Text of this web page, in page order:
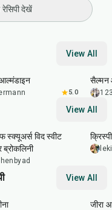
देखें
View All
आल्मंडाइन
5.0
सैल्मन
View All
स्क्यूअर्स विद स्वीट
ब्रोकलिनी
View All
जीरा